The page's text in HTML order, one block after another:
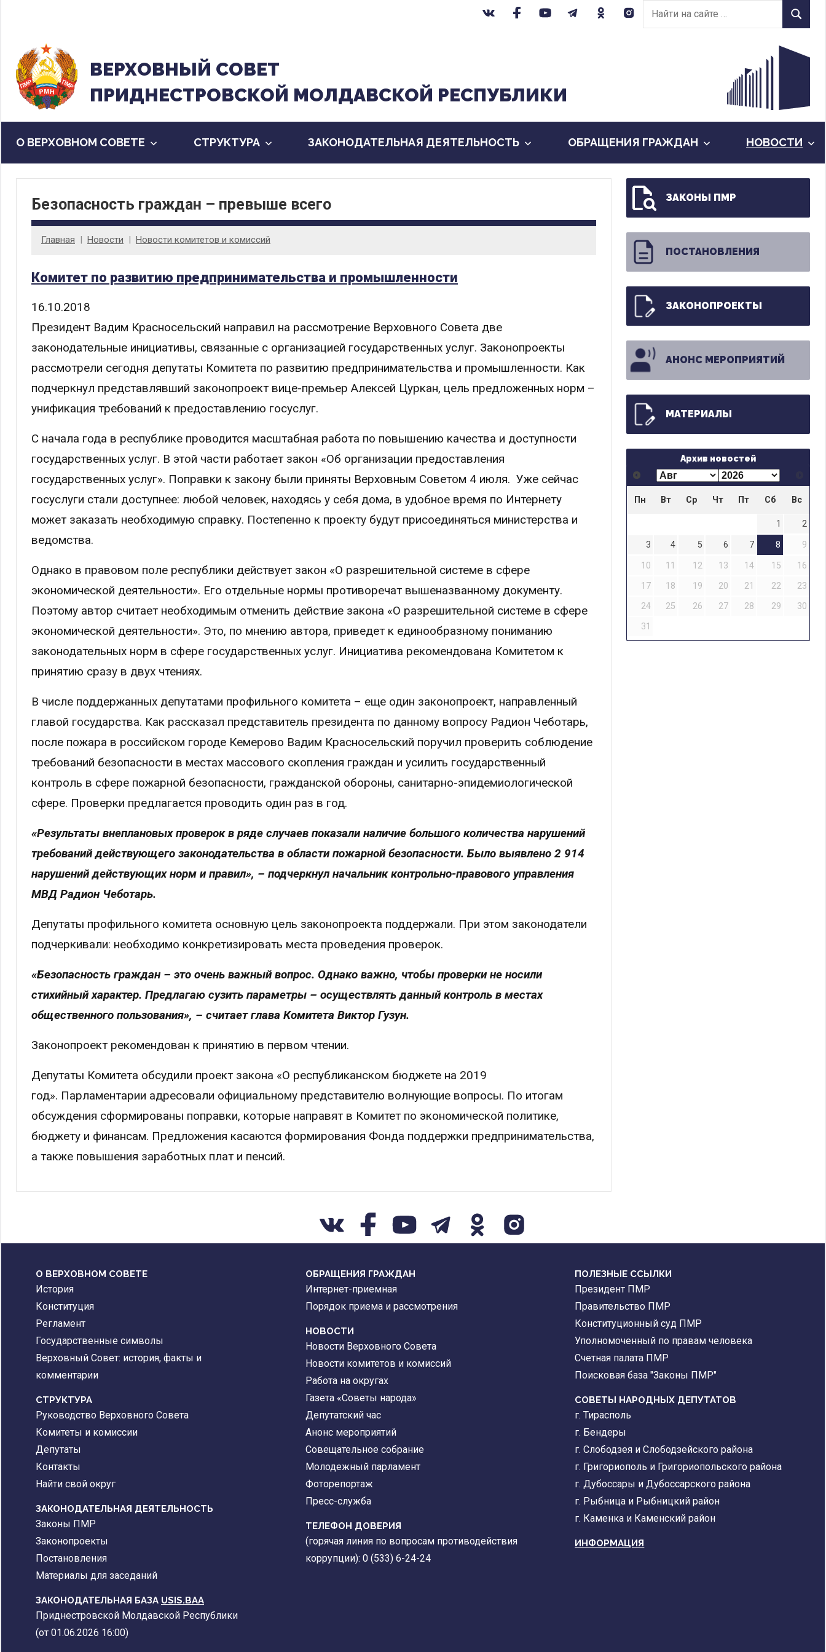
содержанию
Найти
на
Найти
ВЕРХОВНЫЙ CОВЕТ
ПРИДНЕСТРОВСКОЙ МОЛДАВСКОЙ РЕСПУБЛИКИ
О ВЕРХОВНОМ СОВЕТЕ CТРУКТУРА ЗАКОНОДАТЕЛЬНАЯ ДЕЯТЕЛЬНОСТЬ ОБРАЩЕНИЯ ГРАЖДАН НОВОСТИ
Безопасность граждан – превыше всего
Главная Новости Новости комитетов и комиссий
Комитет по развитию предпринимательства и промышленности
16.10.2018
Президент Вадим Красносельский направил на рассмотрение Верховного Совета две
законодательные инициативы, связанные с организацией государственных услуг. Законопроекты
рассмотрели сегодня депутаты Комитета по развитию предпринимательства и промышленности. Как
подчеркнул представлявший законопроект вице-премьер Алексей Цуркан, цель предложенных норм –
унификация требований к предоставлению госуслуг.
С начала года в республике проводится масштабная работа по повышению качества и доступности
государственных услуг. В этой части работает закон «Об организации предоставления
государственных услуг». Поправки к закону были приняты Верховным Советом 4 июля. Уже сейчас
госуслуги стали доступнее: любой человек, находясь у себя дома, в удобное время по Интернету
может заказать необходимую справку. Постепенно к проекту будут присоединяться министерства и
ведомства.
Однако в правовом поле республики действует закон «О разрешительной системе в сфере
экономической деятельности». Его отдельные нормы противоречат вышеназванному документу.
Поэтому автор считает необходимым отменить действие закона «О разрешительной системе в сфере
экономической деятельности». Это, по мнению автора, приведет к единообразному пониманию
законодательных норм в сфере государственных услуг. Инициатива рекомендована Комитетом к
принятию сразу в двух чтениях.
В числе поддержанных депутатами профильного комитета – еще один законопроект, направленный
главой государства. Как рассказал представитель президента по данному вопросу Радион Чеботарь,
после пожара в российском городе Кемерово Вадим Красносельский поручил проверить соблюдение
требований безопасности в местах массового скопления граждан и усилить государственный
контроль в сфере пожарной безопасности, гражданской обороны, санитарно-эпидемиологической
сфере. Проверки предлагается проводить один раз в год.
«Результаты внеплановых проверок в ряде случаев показали наличие большого количества нарушений
требований действующего законодательства в области пожарной безопасности. Было выявлено 2 914
нарушений действующих норм и правил», – подчеркнул начальник контрольно-правового управления
МВД Радион Чеботарь.
Депутаты профильного комитета основную цель законопроекта поддержали. При этом законодатели
подчеркивали: необходимо конкретизировать места проведения проверок.
«Безопасность граждан – это очень важный вопрос. Однако важно, чтобы проверки не носили
стихийный характер. Предлагаю сузить параметры – осуществлять данный контроль в местах
общественного пользования», – считает глава Комитета Виктор Гузун.
Законопроект рекомендован к принятию в первом чтении.
Депутаты Комитета обсудили проект закона «О республиканском бюджете на 2019
год». Парламентарии адресовали официальному представителю волнующие вопросы. По итогам
обсуждения сформированы поправки, которые направят в Комитет по экономической политике,
бюджету и финансам. Предложения касаются формирования Фонда поддержки предпринимательства,
а также повышения заработных плат и пенсий.
ЗАКОНЫ ПМР
ПОСТАНОВЛЕНИЯ
ЗАКОНОПРОЕКТЫ
АНОНС МЕРОПРИЯТИЙ
МАТЕРИАЛЫ
Архив новостей
Пн Вт Ср Чт Пт Сб Вс
1
2
3
4 5 6 7 8
9
10
11 12 13 14 15
16
17
18 19 20 21 22
23
24
25 26 27 28 29
30
31
О ВЕРХОВНОМ СОВЕТЕ
История
Конституция
Регламент
Государственные символы
Верховный Совет: история, факты и
комментарии
CТРУКТУРА
Руководство Верховного Совета
Комитеты и комиссии
Депутаты
Контакты
Найти свой округ
ЗАКОНОДАТЕЛЬНАЯ ДЕЯТЕЛЬНОСТЬ
Законы ПМР
Законопроекты
Постановления
Материалы для заседаний
ЗАКОНОДАТЕЛЬНАЯ БАЗА USIS.BAA
Приднестровской Молдавской Республики
(от 01.06.2026 16:00)
ОБРАЩЕНИЯ ГРАЖДАН
Интернет-приемная
Порядок приема и рассмотрения
НОВОСТИ
Новости Верховного Совета
Новости комитетов и комиссий
Работа на округах
Газета «Советы народа»
Депутатский час
Анонс мероприятий
Совещательное собрание
Молодежный парламент
Фоторепортаж
Пресс-служба
ТЕЛЕФОН ДОВЕРИЯ
(горячая линия по вопросам противодействия
коррупции): 0 (533) 6-24-24
ПОЛЕЗНЫЕ ССЫЛКИ
Президент ПМР
Правительство ПМР
Конституционный суд ПМР
Уполномоченный по правам человека
Счетная палата ПМР
Поисковая база "Законы ПМР"
СОВЕТЫ НАРОДНЫХ ДЕПУТАТОВ
г. Тирасполь
г. Бендеры
г. Слободзея и Слободзейского района
г. Григориополь и Григориопольского района
г. Дубоссары и Дубоссарского района
г. Рыбница и Рыбницкий район
г. Каменка и Каменский район
ИНФОРМАЦИЯ